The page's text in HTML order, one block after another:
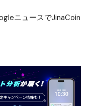
ニュースでJinaCoin